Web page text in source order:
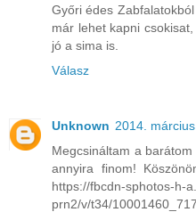
Győri édes
már lehet kapni
jó a sima is.
Válasz
Unknown 2014.
Megcsináltam a
annyira finom!
https://fbcdn-sphotos-h-
prn2/v/t34/